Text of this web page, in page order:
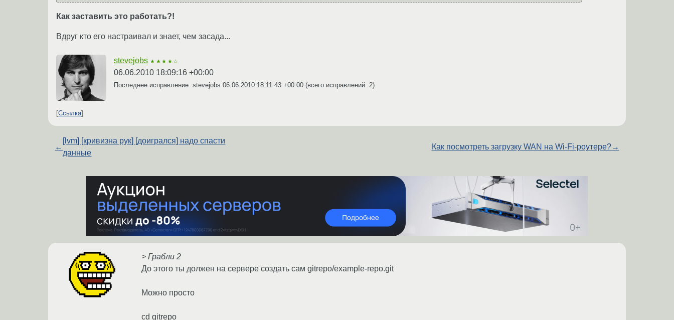
Как заставить это работать?!
Вдруг кто его настраивал и знает, чем засада...
stevejobs ★★★★☆
06.06.2010 18:09:16 +00:00
Последнее исправление: stevejobs 06.06.2010 18:11:43 +00:00 (всего исправлений: 2)
Ссылка
←
[lvm] [кривизна рук] [доигрался] надо спасти
данные
Как посмотреть загрузку WAN на Wi-Fi-роутере?→
> Грабли 2
До этого ты должен на сервере создать сам gitrepo/example-repo.git
Можно просто
cd gitrepo